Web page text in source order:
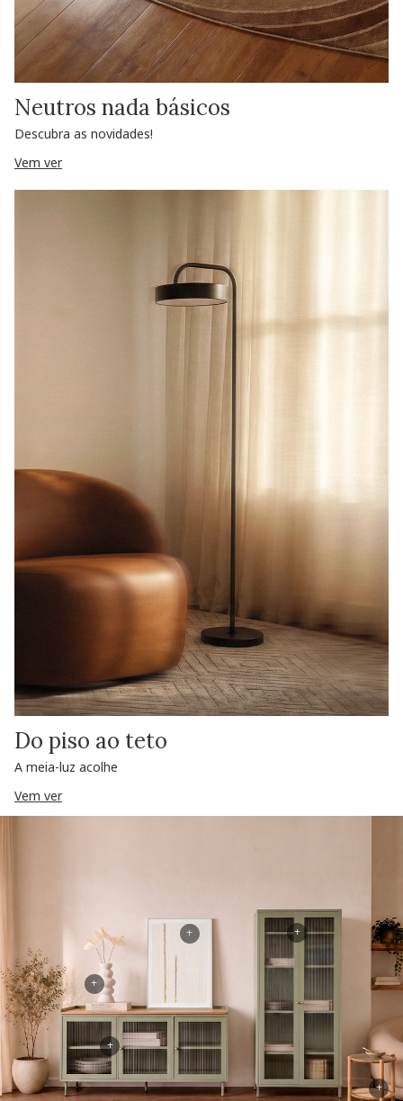
Neutros nada básicos
Descubra as novidades!
Vem ver
Do piso ao teto
A meia-luz acolhe
Vem ver
+
+
+
+
+